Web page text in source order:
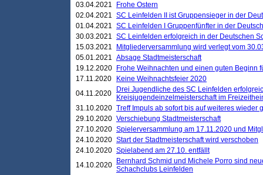
03.04.2021
Frohe Ostern
02.04.2021 SC Leinfelden II ist Gruppensieger in der
01.04.2021 SC Leinfelden I Gruppenfünfter in der
30.03.2021 SC Leinfelden erfolgreich in der Deutschen
15.03.2021
Mitgliederversammlung wird verlegt vom
05.01.2021 Absage Stadtmeisterschaft
19.12.2020
Frohe Weihnachten und einen guten Beginn
17.11.2020
Keine Weihnachtsfeier 2020
04.11.2020
Drei Jugendliche des SC Leinfelden
Kreisjugendeinzelmeisterschaft im
31.10.2020 Treff Impuls ab sofort bis auf weiteres wieder
29.10.2020 Verschiebung Stadtmeisterschaft
27.10.2020 Spielerversammlung am 17.11.2020 und
24.10.2020 Start der Stadtmeisterschaft wird verschoben
24.10.2020 Spielabend am 27.10. entfällt
14.10.2020
Bernhard Schmid und Michele Porro sind
Schachclubs Leinfelden